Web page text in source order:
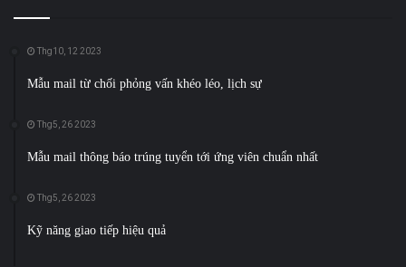
Thg10, 12 2023
Mẫu mail từ chối phỏng vấn khéo léo, lịch sự
Thg5, 26 2023
Mẫu mail thông báo trúng tuyển tới ứng viên chuẩn nhất
Thg5, 26 2023
Kỹ năng giao tiếp hiệu quả